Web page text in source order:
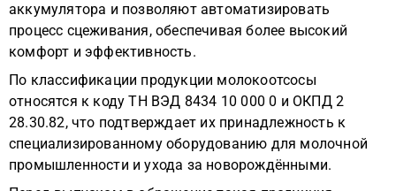
аккумулятора и позволяют автоматизировать
процесс сцеживания, обеспечивая более высокий
комфорт и эффективность.
По классификации продукции молокоотсосы
относятся к коду ТН ВЭД 8434 10 000 0 и ОКПД 2
28.30.82, что подтверждает их принадлежность к
специализированному оборудованию для молочной
промышленности и ухода за новорождёнными.